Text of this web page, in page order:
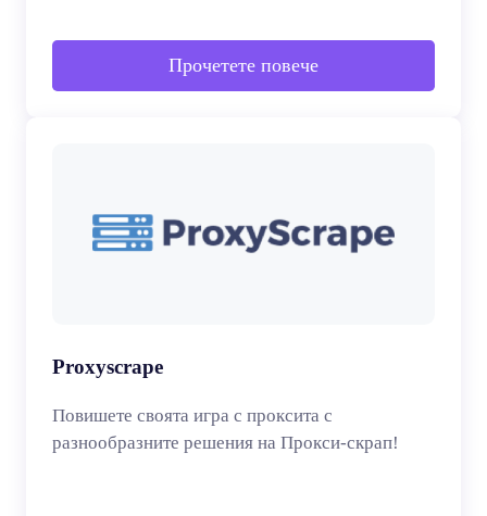
Прочетете повече
Proxyscrape
Повишете своята игра с проксита с
разнообразните решения на Прокси-скрап!